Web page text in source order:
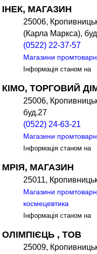
ІНЕК, МАГАЗИН
25006,
(Карла Маркса),
(0522) 22-37-57
Магазини
Інформація станом
КІМО, ТОРГОВИЙ
25006,
буд.27
(0522) 24-63-21
Магазини
Інформація станом
МРІЯ, МАГАЗИН
25011,
Магазини
космецевтика
Інформація станом
ОЛІМПІЄЦЬ , ТОВ
25009,